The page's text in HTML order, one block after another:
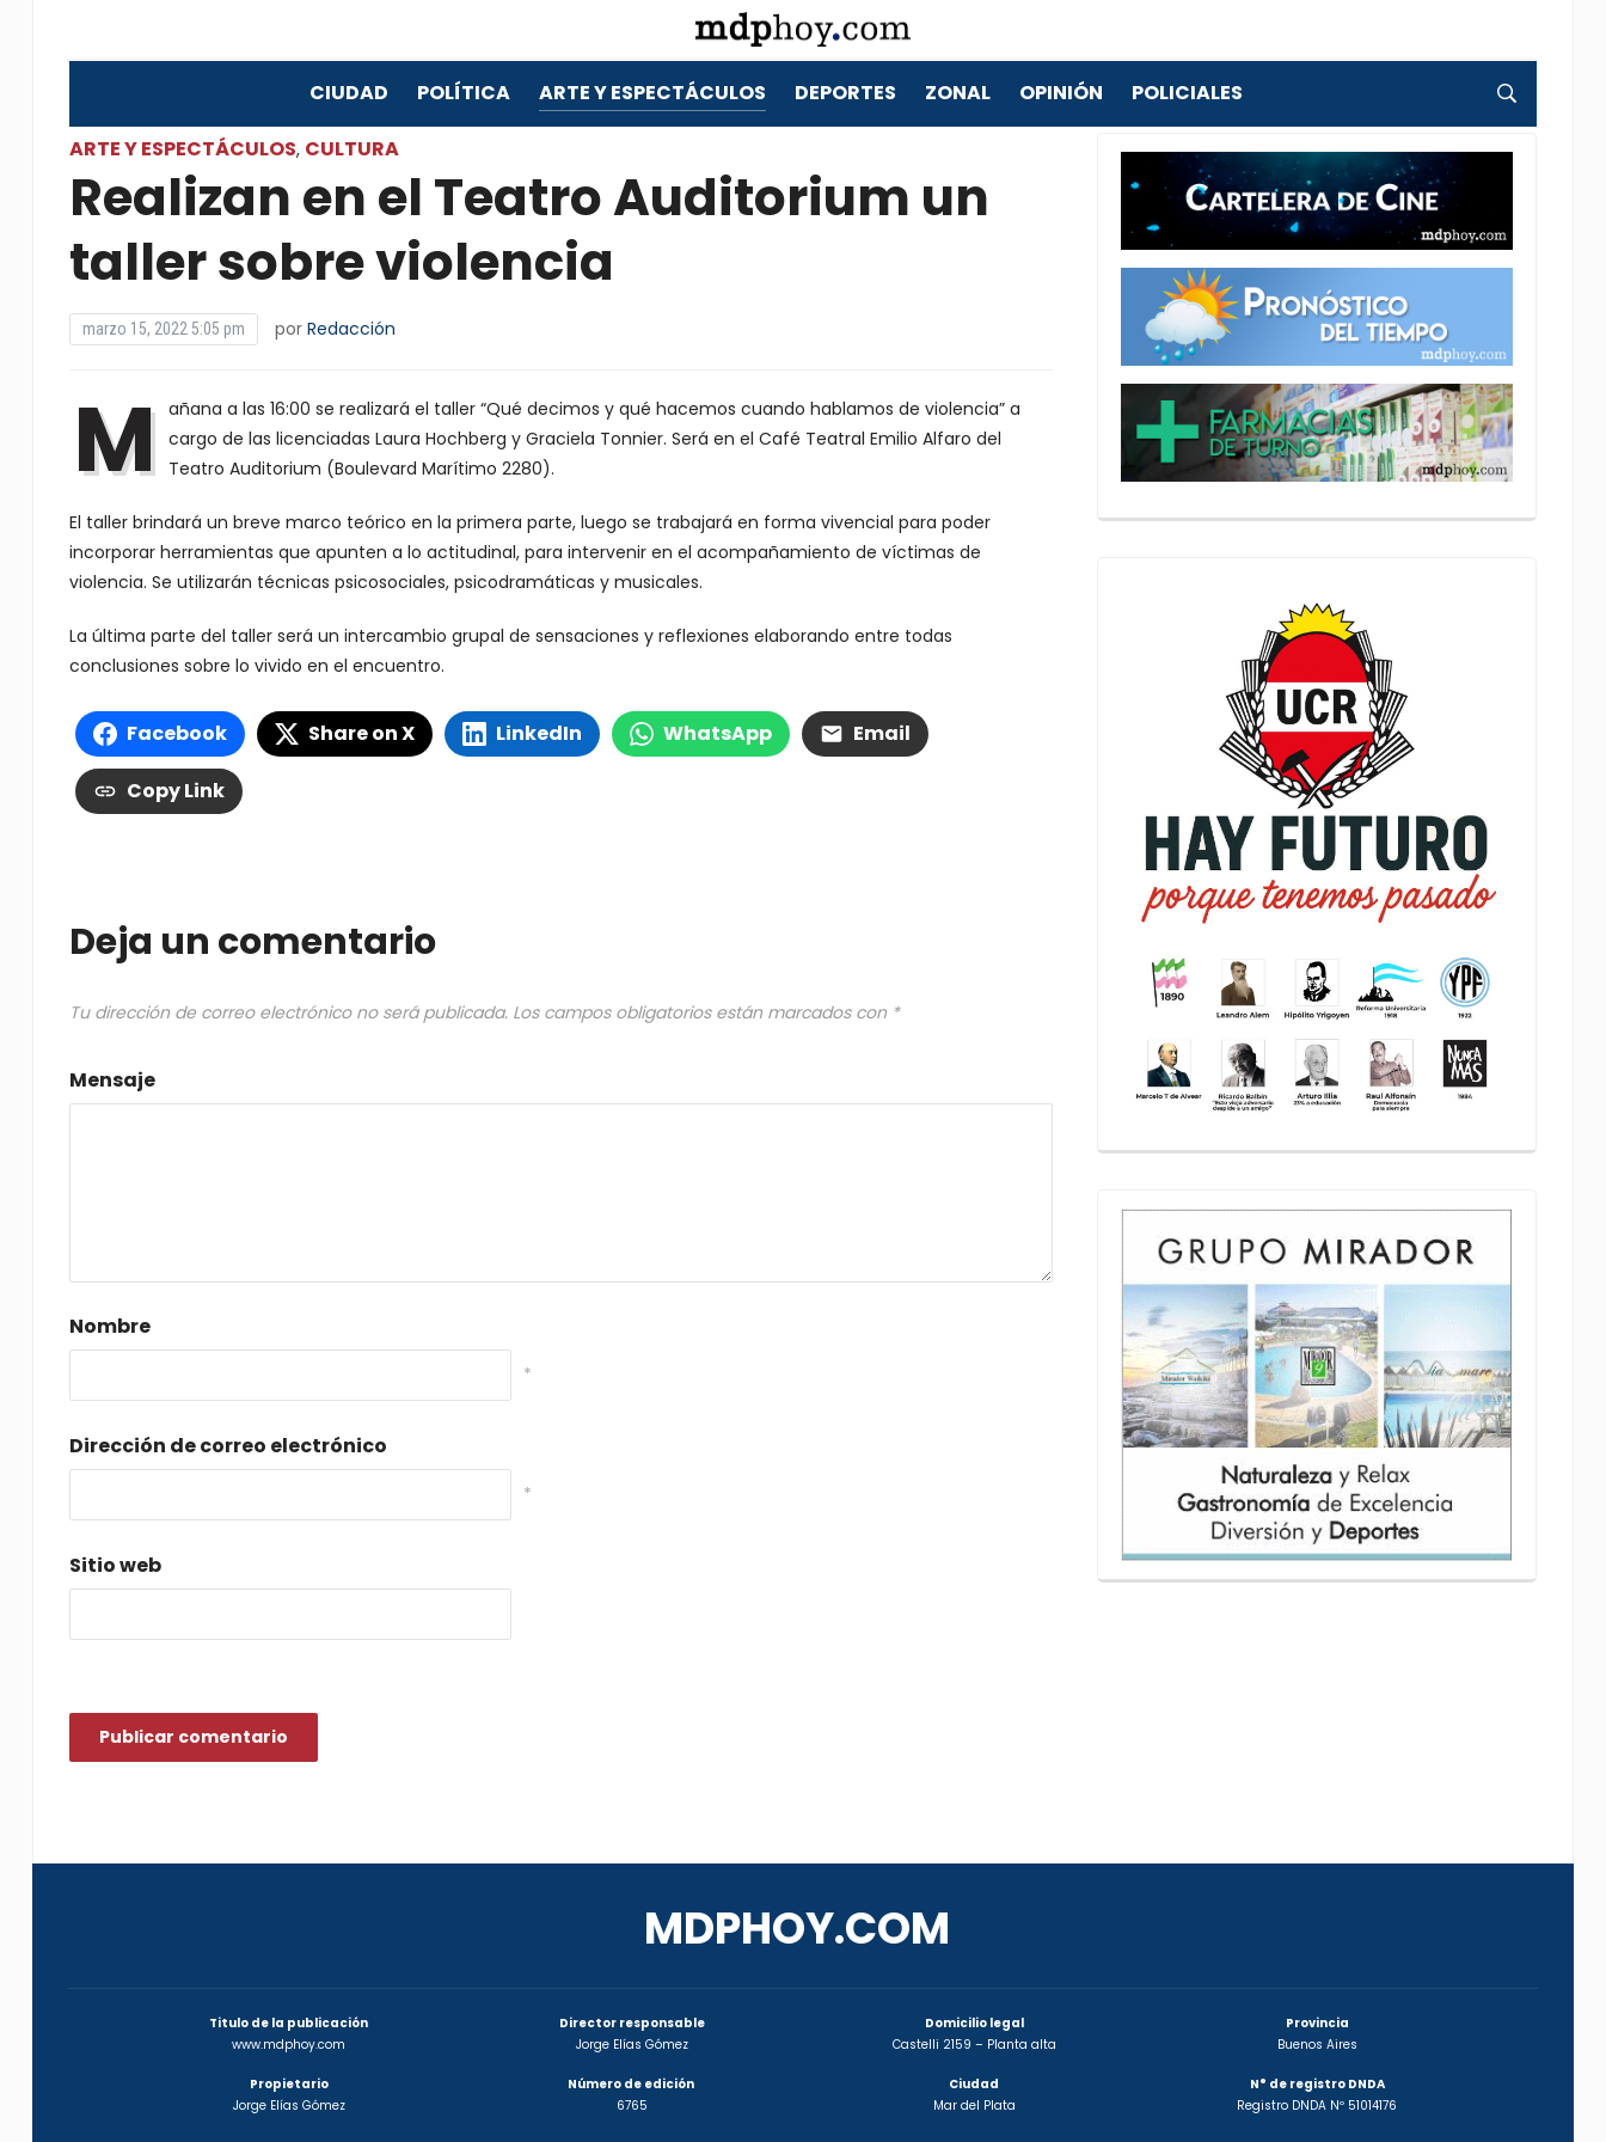
CIUDAD POLÍTICA ARTE Y ESPECTÁCULOS DEPORTES ZONAL OPINIÓN POLICIALES
ARTE Y ESPECTÁCULOS, CULTURA
Realizan en el Teatro Auditorium un
taller sobre violencia
marzo 15, 2022 5:05 pm por Redacción
M añana a las 16:00 se realizará el taller “Qué decimos y qué hacemos cuando hablamos de violencia” a
cargo de las licenciadas Laura Hochberg y Graciela Tonnier. Será en el Café Teatral Emilio Alfaro del
Teatro Auditorium (Boulevard Marítimo 2280).
El taller brindará un breve marco teórico en la primera parte, luego se trabajará en forma vivencial para poder
incorporar herramientas que apunten a lo actitudinal, para intervenir en el acompañamiento de víctimas de
violencia. Se utilizarán técnicas psicosociales, psicodramáticas y musicales.
La última parte del taller será un intercambio grupal de sensaciones y reflexiones elaborando entre todas
conclusiones sobre lo vivido en el encuentro.
Facebook Share on X LinkedIn WhatsApp Email
Copy Link
Deja un comentario
Tu dirección de correo electrónico no será publicada. Los campos obligatorios están marcados con *
Mensaje
Nombre
*
Dirección de correo electrónico
*
Sitio web
MDPHOY.COM
Titulo de la publicación
www.mdphoy.com
Propietario
Jorge Elías Gómez
Director responsable
Jorge Elías Gómez
Número de edición
6765
Domicilio legal
Castelli 2159 – Planta alta
Ciudad
Mar del Plata
Provincia
Buenos Aires
N° de registro DNDA
Registro DNDA Nº 51014176